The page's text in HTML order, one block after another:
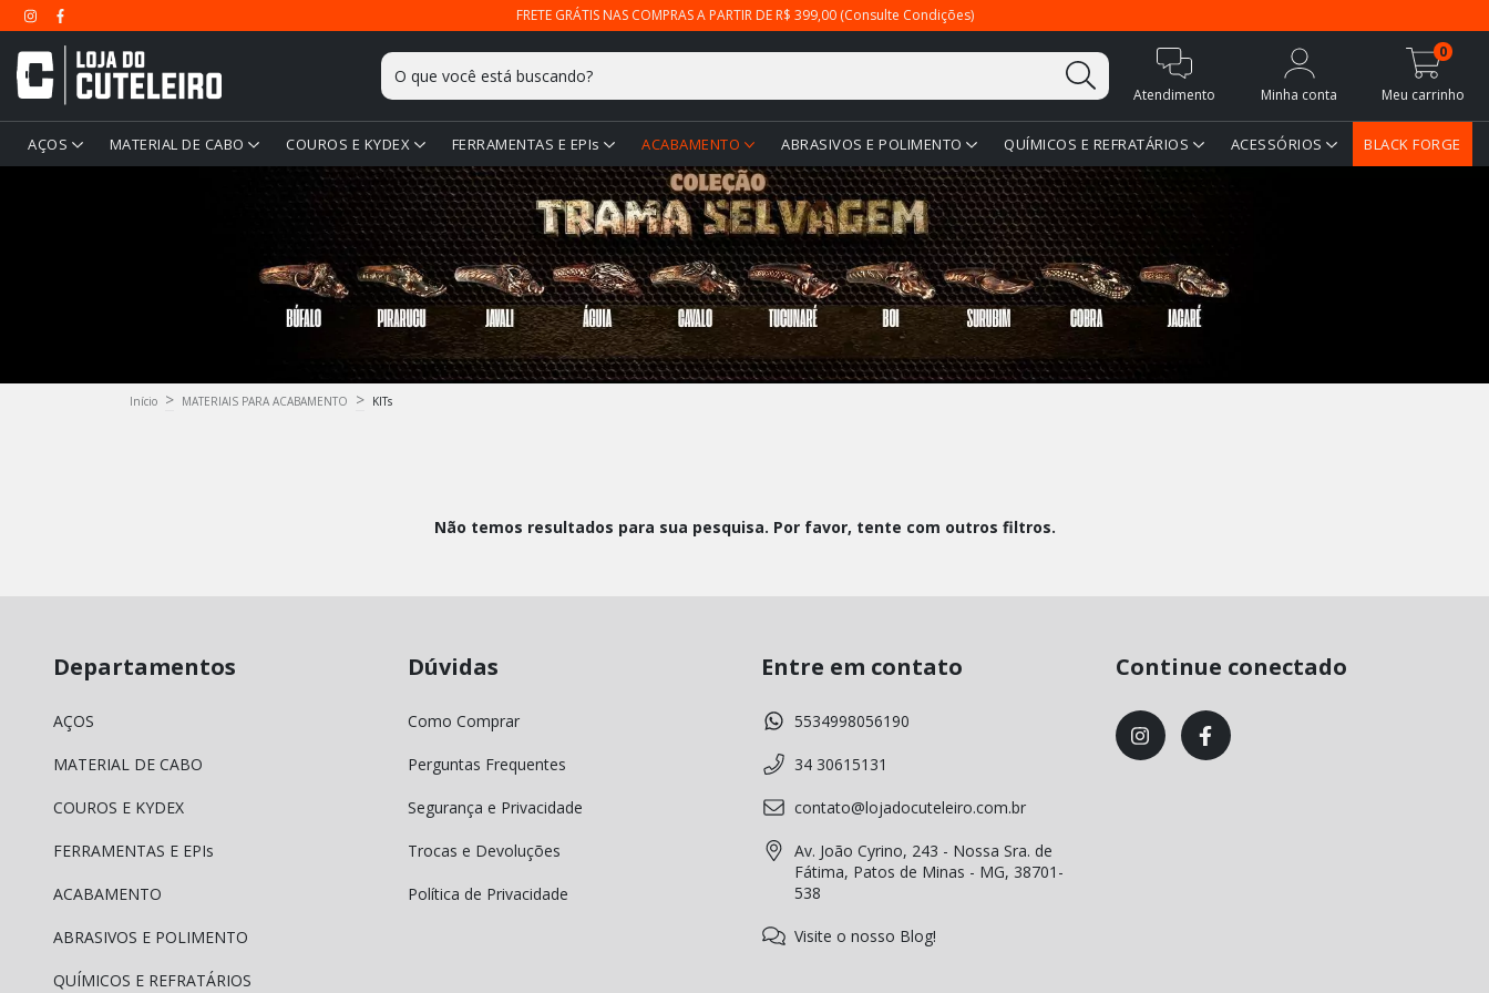
FRETE GRÁTIS NAS COMPRAS A PARTIR DE R$ 399,00 (Consulte Condições)
Atendimento Minha conta Meu carrinho
0
AÇOS MATERIAL DE CABO COUROS E KYDEX FERRAMENTAS E EPIs ACABAMENTO ABRASIVOS E POLIMENTO QUÍMICOS E REFRATÁRIOS ACESSÓRIOS BLACK FORGE
Início > MATERIAIS PARA ACABAMENTO > KITs
Não temos resultados para sua pesquisa. Por favor, tente com outros filtros.
Departamentos
AÇOS
MATERIAL DE CABO
COUROS E KYDEX
FERRAMENTAS E EPIs
ACABAMENTO
ABRASIVOS E POLIMENTO
QUÍMICOS E REFRATÁRIOS
Dúvidas
Como Comprar
Perguntas Frequentes
Segurança e Privacidade
Trocas e Devoluções
Política de Privacidade
Entre em contato
5534998056190
34 30615131
contato@lojadocuteleiro.com.br
Av. João Cyrino, 243 - Nossa Sra. de
Fátima, Patos de Minas - MG, 38701-
538
Visite o nosso Blog!
Continue conectado